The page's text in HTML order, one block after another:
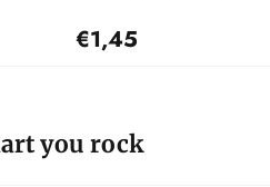
Prijs: 1,45
€1,45
you rock